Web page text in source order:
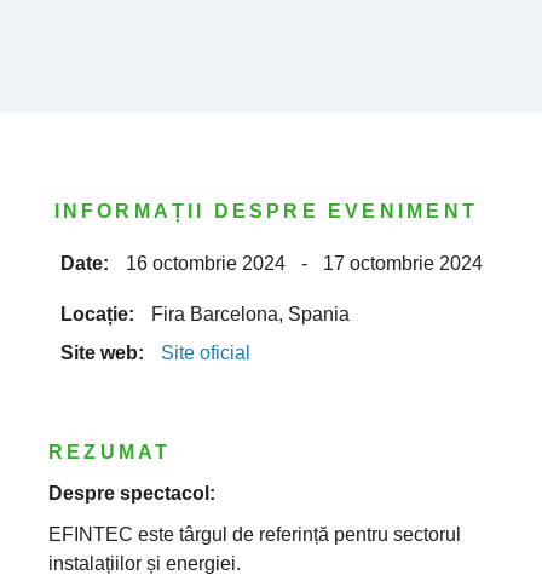
INFORMAȚII DESPRE EVENIMENT
Date: 16 octombrie 2024 - 17 octombrie 2024
Locație:
Fira Barcelona, Spania
Site web:
Site oficial
REZUMAT
Despre spectacol:
EFINTEC este târgul de referință pentru sectorul
instalațiilor și energiei.